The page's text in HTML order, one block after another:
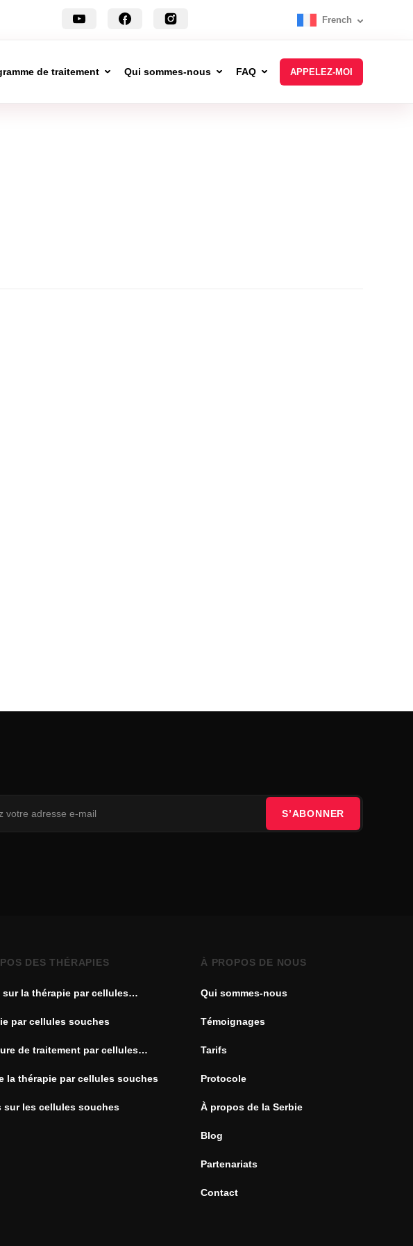
French
de traitement Qui sommes-nous FAQ APPELEZ-MOI
S’ABONNER
DES THÉRAPIES
sur la thérapie par cellules
par cellules souches
de traitement par cellules
la thérapie par cellules souches
sur les cellules souches
À PROPOS DE NOUS
Qui sommes-nous
Témoignages
Tarifs
Protocole
À propos de la Serbie
Blog
Partenariats
Contact